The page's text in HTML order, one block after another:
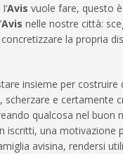
Avis vuole fare, questo
Avis nelle nostre città:
la propria
insieme per costruire
scherzare e certamente
qualcosa nel buon
iscritti, una motivazione
avisina, rendersi